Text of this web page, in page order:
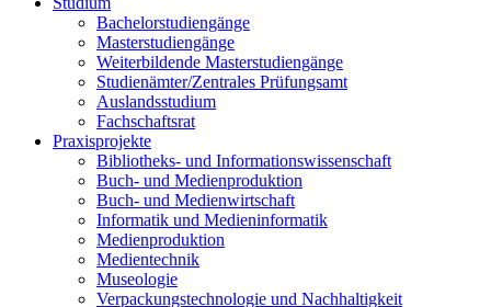
Bachelorstudiengänge
Masterstudiengänge
Weiterbildende Masterstudiengänge
Studienämter/Zentrales Prüfungsamt
Auslandsstudium
Fachschaftsrat
Praxisprojekte
Bibliotheks- und Informationswissenschaft
Buch- und Medienproduktion
Buch- und Medienwirtschaft
Informatik und Medieninformatik
Medienproduktion
Medientechnik
Museologie
Verpackungstechnologie und Nachhaltigkeit